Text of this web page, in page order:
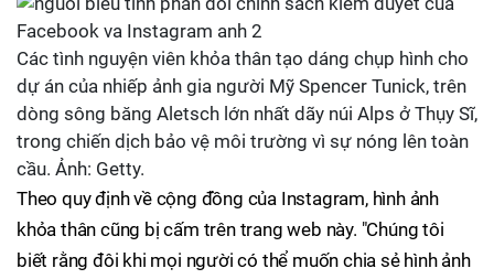
Các tình nguyện viên khỏa thân tạo dáng chụp hình cho
dự án của nhiếp ảnh gia người Mỹ Spencer Tunick, trên
dòng sông băng Aletsch lớn nhất dãy núi Alps ở Thụy Sĩ,
trong chiến dịch bảo vệ môi trường vì sự nóng lên toàn
cầu. Ảnh: Getty.
Theo quy định về cộng đồng của Instagram, hình ảnh
khỏa thân cũng bị cấm trên trang web này. "Chúng tôi
biết rằng đôi khi mọi người có thể muốn chia sẻ hình ảnh